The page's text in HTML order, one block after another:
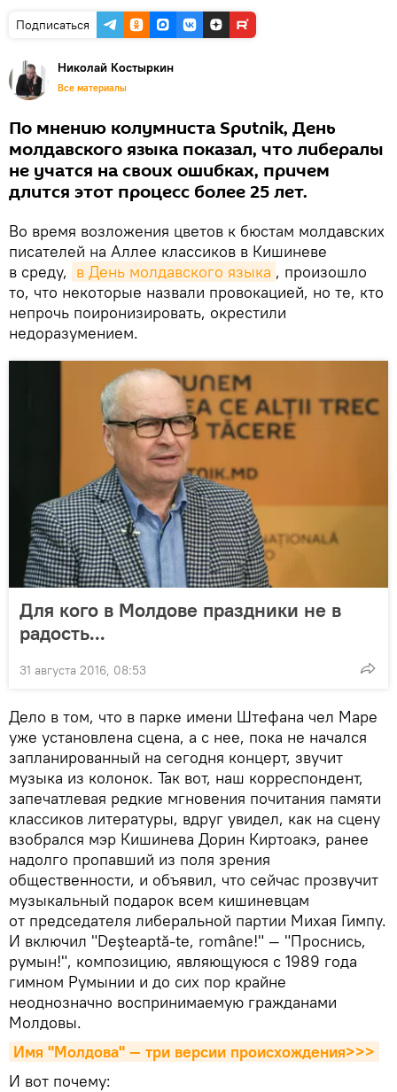
Подписаться
Николай Костыркин
Все материалы
По мнению колумниста Sputnik, День
молдавского языка показал, что либералы
не учатся на своих ошибках, причем
длится этот процесс более 25 лет.
Во время возложения цветов к бюстам молдавских
писателей на Аллее классиков в Кишиневе
в среду, в День молдавского языка , произошло
то, что некоторые назвали провокацией, но те, кто
непрочь поиронизировать, окрестили
недоразумением.
Для кого в Молдове праздники не в
радость...
31 августа 2016, 08:53
Дело в том, что в парке имени Штефана чел Маре
уже установлена сцена, а с нее, пока не начался
запланированный на сегодня концерт, звучит
музыка из колонок. Так вот, наш корреспондент,
запечатлевая редкие мгновения почитания памяти
классиков литературы, вдруг увидел, как на сцену
взобрался мэр Кишинева Дорин Киртоакэ, ранее
надолго пропавший из поля зрения
общественности, и объявил, что сейчас прозвучит
музыкальный подарок всем кишиневцам
от председателя либеральной партии Михая Гимпу.
И включил "Deşteaptă-te, române!" — "Проснись,
румын!", композицию, являющуюся с 1989 года
гимном Румынии и до сих пор крайне
неоднозначно воспринимаемую гражданами
Молдовы.
Имя "Молдова" — три версии происхождения>>>
И вот почему: